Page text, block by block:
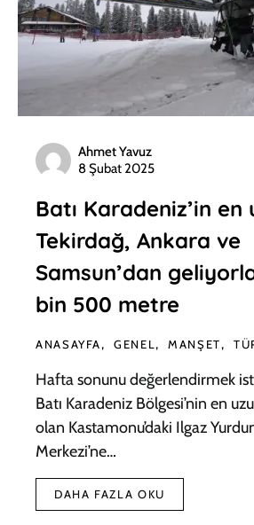
Ahmet Yavuz
8 Şubat 2025
Batı Karadeniz’in en
Tekirdağ, Ankara ve
Samsun’dan
bin 500 metre
ANASAYFA GENEL MANŞET
Hafta sonunu değerlendirmek
Batı Karadeniz Bölgesi’nin en
olan Kastamonu’daki Ilgaz
Merkezi’ne…
DAHA FAZLA OKU